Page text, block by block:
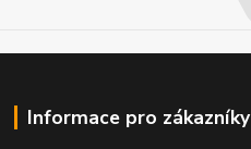
Informace pro zákazníky